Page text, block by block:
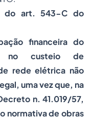
do art. 543-C do
financeira do
no custeio de
rede elétrica não
uma vez que, na
n. 41.019/57,
normativa de obras